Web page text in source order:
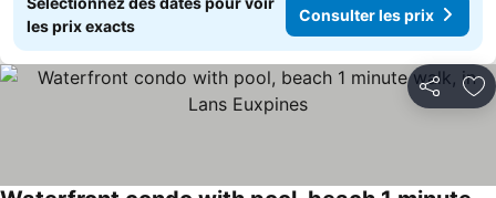
les prix exacts
Consulter les prix
Partager